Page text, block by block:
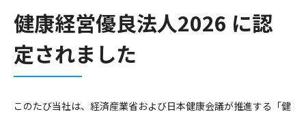
健康経営優良法人2026 に認
定されました
このたび当社は、経済産業省および日本健康会議が推進する「健